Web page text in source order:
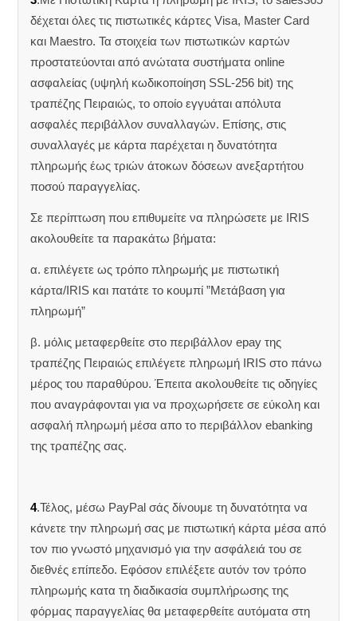
δέχεται όλες τις πιστωτικές κάρτες Visa, Master Card
και Maestro. Τα στοιχεία των πιστωτικών καρτών
προστατεύονται από ανώτατα συστήματα online
ασφαλείας (υψηλή κωδικοποίηση SSL-256 bit) της
τραπέζης Πειραιώς, το οποίο εγγυάται απόλυτα
ασφαλές περιβάλλον συναλλαγών. Επίσης, στις
συναλλαγές με κάρτα παρέχεται η δυνατότητα
πληρωμής έως τριών άτοκων δόσεων ανεξαρτήτου
ποσού παραγγελίας.
Σε περίπτωση που επιθυμείτε να πληρώσετε με IRIS
ακολουθείτε τα παρακάτω βήματα:
α. επιλέγετε ως τρόπο πληρωμής με πιστωτική
κάρτα/IRIS και πατάτε το κουμπί ”Μετάβαση για
πληρωμή”
β. μόλις μεταφερθείτε στο περιβάλλον epay της
τραπέζης Πειραιώς επιλέγετε πληρωμή IRIS στο πάνω
μέρος του παραθύρου. Έπειτα ακολουθείτε τις οδηγίες
που αναγράφονται για να προχωρήσετε σε εύκολη και
ασφαλή πληρωμή μέσα απο το περιβάλλον ebanking
της τραπέζης σας.
4.Τέλος, μέσω PayPal σάς δίνουμε τη δυνατότητα να
κάνετε την πληρωμή σας με πιστωτική κάρτα μέσα από
τον πιο γνωστό μηχανισμό για την ασφάλειά του σε
διεθνές επίπεδο. Εφόσον επιλέξετε αυτόν τον τρόπο
πληρωμής κατα τη διαδικασία συμπλήρωσης της
φόρμας παραγγελίας θα μεταφερθείτε αυτόματα στη